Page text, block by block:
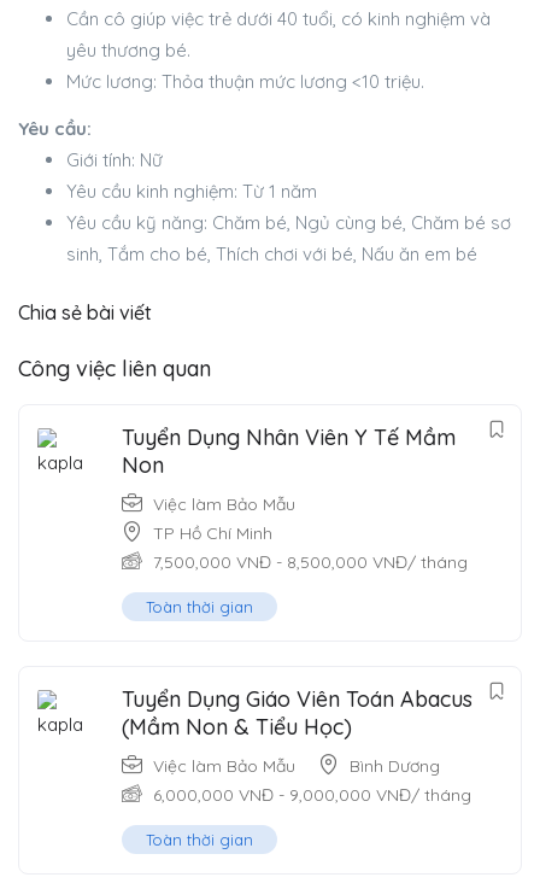
Cần cô giúp việc trẻ dưới 40 tuổi, có kinh nghiệm và
yêu thương bé.
Mức lương: Thỏa thuận mức lương <10 triệu.
Yêu cầu:
Giới tính: Nữ
Yêu cầu kinh nghiệm: Từ 1 năm
Yêu cầu kỹ năng: Chăm bé, Ngủ cùng bé, Chăm bé sơ
sinh, Tắm cho bé, Thích chơi với bé, Nấu ăn em bé
Chia sẻ bài viết
Công việc liên quan
Tuyển Dụng Nhân Viên Y Tế Mầm
Non
Việc làm Bảo Mẫu
TP Hồ Chí Minh
7,500,000 VNĐ - 8,500,000 VNĐ/ tháng
Toàn thời gian
Tuyển Dụng Giáo Viên Toán Abacus
(Mầm Non & Tiểu Học)
Việc làm Bảo Mẫu
Bình Dương
6,000,000 VNĐ - 9,000,000 VNĐ/ tháng
Toàn thời gian